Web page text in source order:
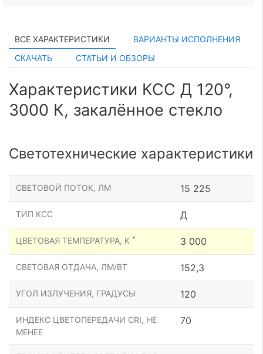
ВСЕ ХАРАКТЕРИСТИКИ
ВАРИАНТЫ ИСПОЛНЕНИЯ
СКАЧАТЬ
СТАТЬИ И ОБЗОРЫ
Характеристики КСС Д 120°,
3000 К, закалённое стекло
Светотехнические характеристики
СВЕТОВОЙ ПОТОК, ЛМ 15 225
ТИП КСС Д
ЦВЕТОВАЯ ТЕМПЕРАТУРА, К * 3 000
СВЕТОВАЯ ОТДАЧА, ЛМ/ВТ 152,3
УГОЛ ИЗЛУЧЕНИЯ, ГРАДУСЫ 120
ИНДЕКС ЦВЕТОПЕРЕДАЧИ CRI, НЕ
МЕНЕЕ
70